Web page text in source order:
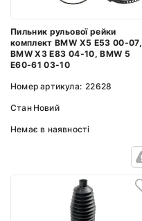
Пильник рульової рейки
комплект BMW X5 E53 00-07,
BMW X3 E83 04-10, BMW 5
E60-61 03-10
Номер артикула: 22628
Стан Новий
Немає в наявності